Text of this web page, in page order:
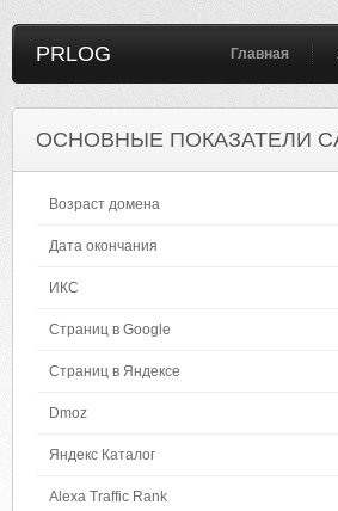
PRLOG Главная
ОСНОВНЫЕ ПОКАЗАТЕЛИ
Возраст домена
Дата окончания
ИКС
Страниц в Google
Страниц в Яндексе
Dmoz
Яндекс Каталог
Alexa Traffic Rank